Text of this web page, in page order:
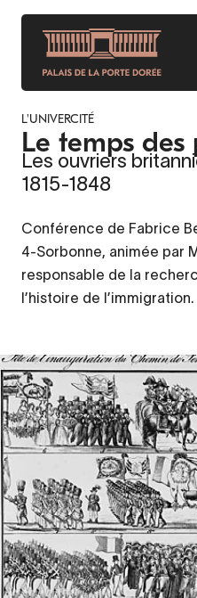
Aller
contenu
principal
L'UNIVERCITÉ
Le temps
Les ouvriers
1815-1848
Conférence de Fabrice
4-Sorbonne, animée par
responsable de la
l’histoire de l’immigration.